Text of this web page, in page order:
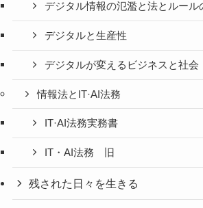
デジタル情報の氾濫と法とルール
デジタルと生産性
デジタルが変えるビジネスと社会
情報法とIT·AI法務
IT·AI法務実務書
IT・AI法務 旧
残された日々を生きる